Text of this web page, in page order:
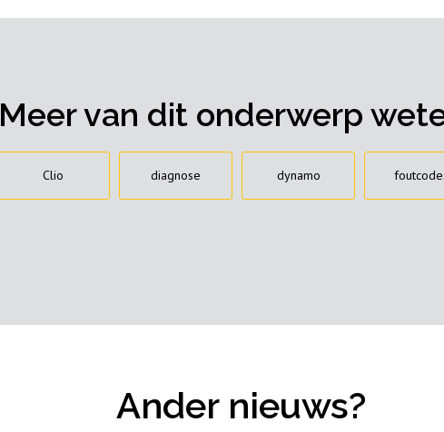
Meer van dit onderwerp
Clio diagnose dynamo
Ander nieuws?